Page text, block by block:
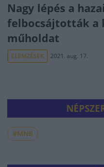
Nagy lépés a
felbocsájtották a
műholdat
ELEMZÉSEK 2021. aug. 17.
#MNB